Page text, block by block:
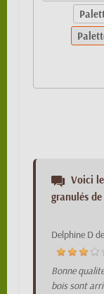
Voici
granulés
Delphine Dde
Bonne
bois sont